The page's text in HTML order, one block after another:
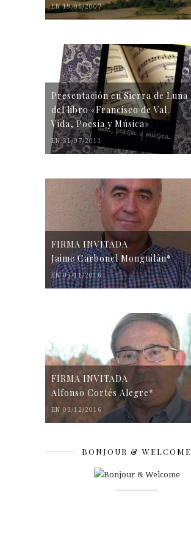
EN 19/06/2007
Presentación en Sierra de Luna
del libro «Francisco de Val.
Vida, Poesía y Música»
EN 31/07/2011
FIRMA INVITADA
Jaime Carbonel Monguilán*
EN 05/11/2016
FIRMA INVITADA
Alfonso Cortés Alegre*
EN 03/12/2016
BONJOUR & WELCOME